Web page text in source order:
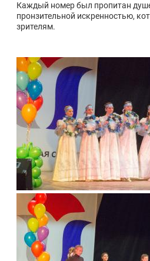
Каждый номер был пропитан
пронзительной искренностью,
зрителям.